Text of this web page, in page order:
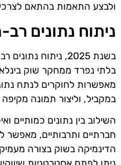
ולבצע התאמות בהתאם
ניתוח נתונים
בשנת 2025, ניתוח
בלתי נפרד ממחקר שוק
מאפשרות לחוקרים לנתח
במקביל, וליצור תמונה
השילוב בין נתונים כמותיים
חברתיים ותרבותיים, מאפשר
הדינמיקה בשוק בצורה